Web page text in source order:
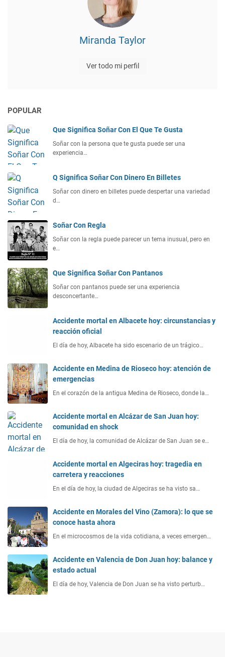
Miranda Taylor
Ver todo mi perfil
POPULAR
Que Significa Soñar Con El Que Te Gusta
Soñar con la persona que te gusta puede ser una
experiencia…
Q Significa Soñar Con Dinero En Billetes
Soñar con dinero en billetes puede despertar una variedad
d…
Soñar Con Regla
Soñar con la regla puede parecer un tema inusual, pero en
e…
Que Significa Soñar Con Pantanos
Soñar con pantanos puede ser una experiencia
desconcertante…
Accidente mortal en Albacete hoy: circunstancias y
reacción oficial
El día de hoy, Albacete ha sido escenario de un trágico…
Accidente en Medina de Rioseco hoy: atención de
emergencias
En el corazón de la antigua Medina de Rioseco, donde la…
Accidente mortal en Alcázar de San Juan hoy:
comunidad en shock
El día de hoy, la comunidad de Alcázar de San Juan se e…
Accidente mortal en Algeciras hoy: tragedia en
carretera y reacciones
En el día de hoy, la ciudad de Algeciras se ha visto sa…
Accidente en Morales del Vino (Zamora): lo que se
conoce hasta ahora
En el microcosmos de la vida cotidiana, a veces emergen…
Accidente en Valencia de Don Juan hoy: balance y
estado actual
El día de hoy, Valencia de Don Juan se ha visto perturb…